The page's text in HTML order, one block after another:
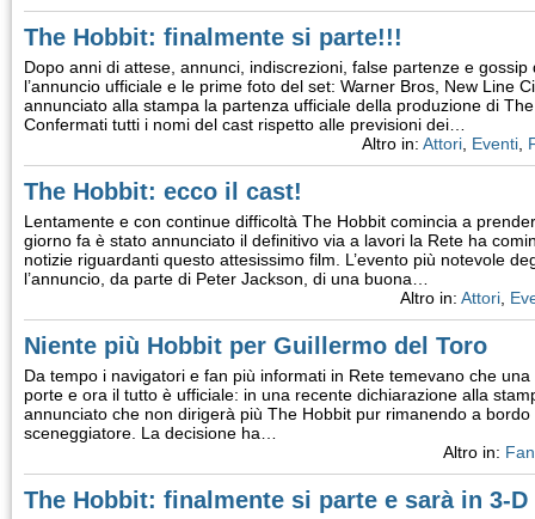
The Hobbit: finalmente si parte!!!
Dopo anni di attese, annunci, indiscrezioni, false partenze e
l’annuncio ufficiale e le prime foto del set: Warner Bros, New Line
annunciato alla stampa la partenza ufficiale della produzione di
Confermati tutti i nomi del cast rispetto alle previsioni dei…
Altro in: Attori Eventi
The Hobbit: ecco il cast!
Lentamente e con continue difficoltà The Hobbit comincia a
giorno fa è stato annunciato il definitivo via a lavori la Rete ha
notizie riguardanti questo attesissimo film. L’evento più notevole
l’annuncio, da parte di Peter Jackson, di una buona…
Altro in: Attori
Niente più Hobbit per Guillermo del Toro
Da tempo i navigatori e fan più informati in Rete temevano che
porte e ora il tutto è ufficiale: in una recente dichiarazione alla
annunciato che non dirigerà più The Hobbit pur rimanendo a
sceneggiatore. La decisione ha…
Altro in:
The Hobbit: finalmente si parte e sarà in 3-D